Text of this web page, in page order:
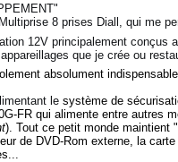
8 prises Diall, qui me
12V principalement conçus
que je crée ou
absolument
le système de
FR qui alimente entre autres
). Tout ce petit monde maintient
de DVD-Rom externe, la carte